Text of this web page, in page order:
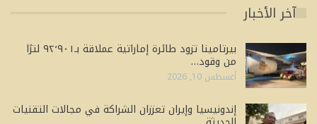
آخر الأخبار
بيرتامينا تزود طائرة إماراتية عملاقة بـ٩٢٬٩٠١ لترًا
من وقود…
أغسطس 10, 2026
إندونيسيا وإيران تعززان الشراكة في مجالات التقنيات